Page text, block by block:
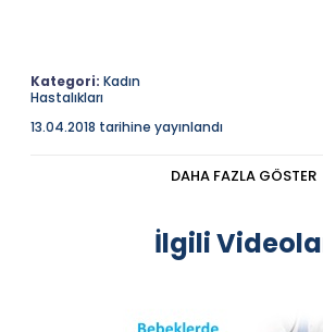
Kategori: Kadın
Hastalıkları
13.04.2018 tarihine yayınlandı
hastanın şikayetine göre tedavi edilir.
programlarını oluşturmaktır.
yönelik ilaç tedavileri yapılır.
DAHA FAZLA GÖSTER
İlgili